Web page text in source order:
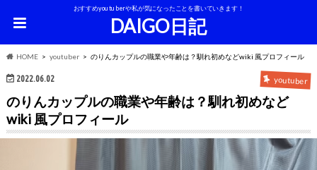
おすすめyoutuberや私が気になったことを書いていきます！
DAIGO日記
HOME youtuber のりんカップルの職業や年齢は？馴れ初めなどwiki 風プロフィール
2022.06.02 youtuber
のりんカップルの職業や年齢は？馴れ初めなど
wiki 風プロフィール